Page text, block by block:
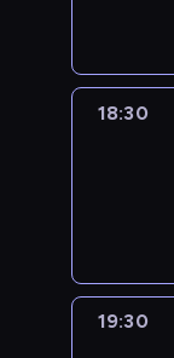
18:30
19:30